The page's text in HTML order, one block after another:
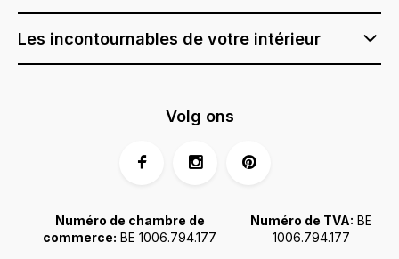
Les incontournables de votre intérieur
Numéro de chambre de
commerce: BE 1006.794.177
Numéro de TVA: BE
1006.794.177
Volg ons